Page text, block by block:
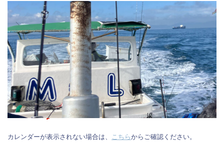
カレンダーが表示されない場合は、 こちらからご確認ください。